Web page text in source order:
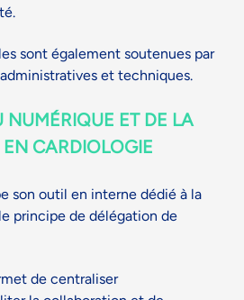
sont également soutenues par
et techniques.
NUMÉRIQUE ET DE LA
EN CARDIOLOGIE
son outil en interne dédié à la
principe de délégation de
de centraliser